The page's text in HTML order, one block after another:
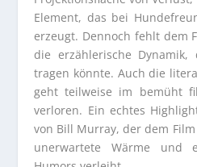
Element, das bei
erzeugt. Dennoch fehlt dem
die erzählerische
tragen könnte. Auch die
geht teilweise im bemüht
verloren. Ein echtes
von Bill Murray, der dem
unerwartete Wärme und